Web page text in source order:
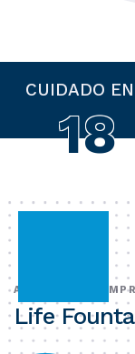
CUIDADO
18
ACERCA DE LA
Life